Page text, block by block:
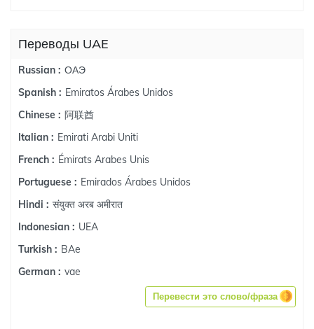
Переводы UAE
Russian : ОАЭ
Spanish : Emiratos Árabes Unidos
Chinese : 阿联酋
Italian : Emirati Arabi Uniti
French : Émirats Arabes Unis
Portuguese : Emirados Árabes Unidos
Hindi : संयुक्त अरब अमीरात
Indonesian : UEA
Turkish : BAe
German : vae
Перевести это слово/фраза